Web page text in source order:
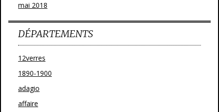
mai 2018
DÉPARTEMENTS
12verres
1890-1900
adagio
affaire